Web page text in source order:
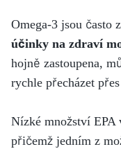
Omega-3 jsou často
účinky na zdraví
hojně zastoupena,
rychle přecházet
Nízké množství EPA
přičemž jedním z